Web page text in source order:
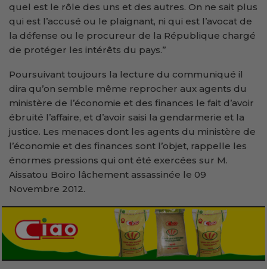
quel est le rôle des uns et des autres. On ne sait plus
qui est l’accusé ou le plaignant, ni qui est l’avocat de
la défense ou le procureur de la République chargé
de protéger les intérêts du pays.’’
Poursuivant toujours la lecture du communiqué il
dira qu’on semble même reprocher aux agents du
ministère de l’économie et des finances le fait d’avoir
ébruité l’affaire, et d’avoir saisi la gendarmerie et la
justice. Les menaces dont les agents du ministère de
l’économie et des finances sont l’objet, rappelle les
énormes pressions qui ont été exercées sur M.
Aissatou Boiro lâchement assassinée le 09
Novembre 2012.